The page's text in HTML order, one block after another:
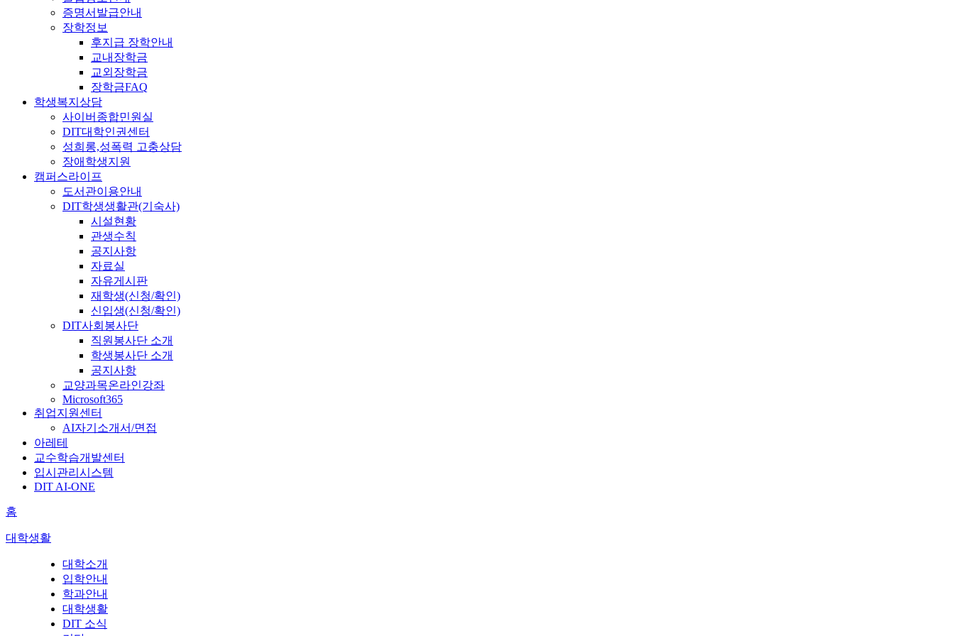
증명서발급안내
장학정보
후지급 장학안내
교내장학금
교외장학금
장학금FAQ
학생복지상담
사이버종합민원실
DIT대학인권센터
성희롱,성폭력 고충상담
장애학생지원
캠퍼스라이프
도서관이용안내
DIT학생생활관(기숙사)
시설현황
관생수칙
공지사항
자료실
자유게시판
재학생(신청/확인)
신입생(신청/확인)
DIT사회봉사단
직원봉사단 소개
학생봉사단 소개
공지사항
교양과목온라인강좌
Microsoft365
취업지원센터
AI자기소개서/면접
아레테
교수학습개발센터
입시관리시스템
DIT AI-ONE
홈
대학생활
대학소개
입학안내
학과안내
대학생활
DIT 소식